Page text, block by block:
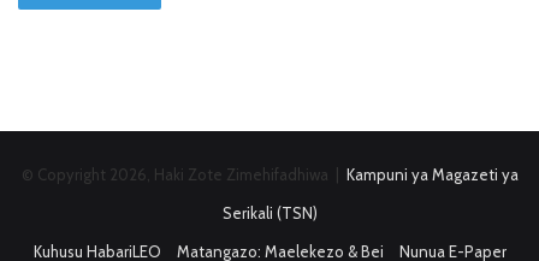
© Copyright 2026, Haki Zote Zimehifadhiwa | Kampuni ya Magazeti ya
Serikali (TSN)
Kuhusu HabariLEO
Matangazo: Maelekezo & Bei Nunua E-Paper